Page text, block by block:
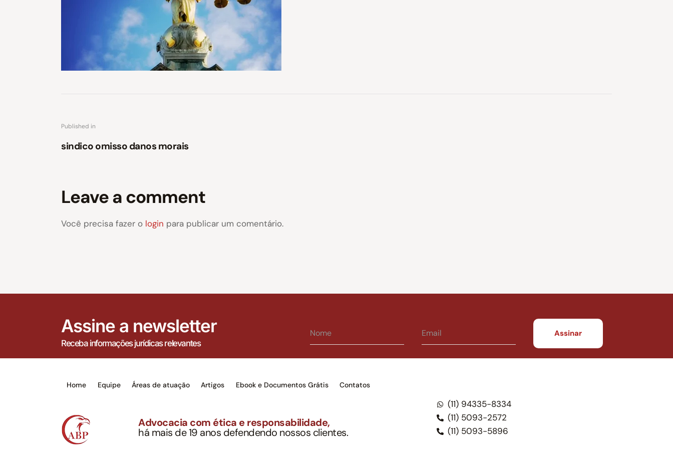
Published in
sindico omisso danos morais
Leave a comment
Você precisa fazer o login para publicar um comentário.
Assine a newsletter
Receba informações jurídicas relevantes
Home Equipe Áreas de atuação Artigos Ebook e Documentos Grátis Contatos
Advocacia com ética e responsabilidade,
há mais de 19 anos defendendo nossos clientes.
(11) 94335-8334
(11) 5093-2572
(11) 5093-5896